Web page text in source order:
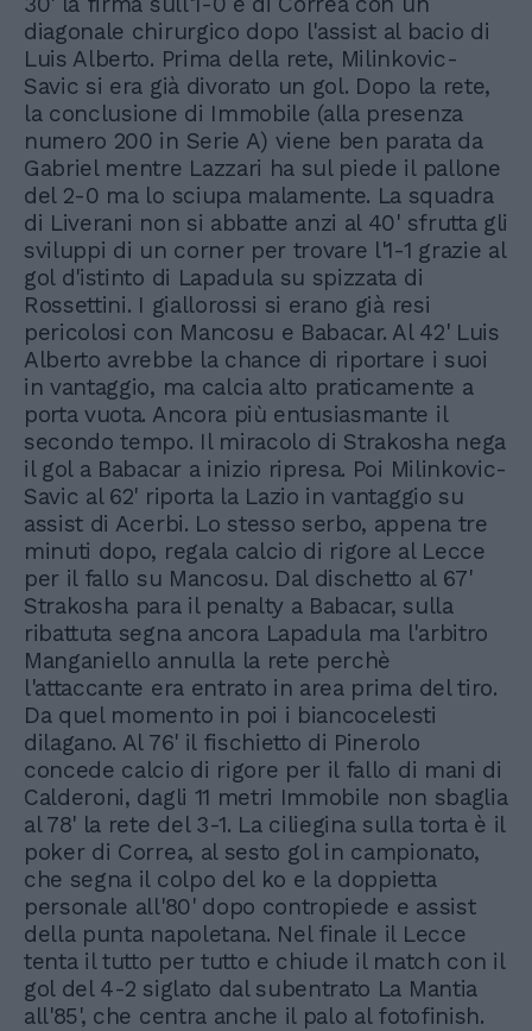
diagonale chirurgico dopo l'assist al bacio di
Luis Alberto. Prima della rete, Milinkovic-
Savic si era già divorato un gol. Dopo la rete,
la conclusione di Immobile (alla presenza
numero 200 in Serie A) viene ben parata da
Gabriel mentre Lazzari ha sul piede il pallone
del 2-0 ma lo sciupa malamente. La squadra
di Liverani non si abbatte anzi al 40' sfrutta gli
sviluppi di un corner per trovare l'1-1 grazie al
gol d'istinto di Lapadula su spizzata di
Rossettini. I giallorossi si erano già resi
pericolosi con Mancosu e Babacar. Al 42' Luis
Alberto avrebbe la chance di riportare i suoi
in vantaggio, ma calcia alto praticamente a
porta vuota. Ancora più entusiasmante il
secondo tempo. Il miracolo di Strakosha nega
il gol a Babacar a inizio ripresa. Poi Milinkovic-
Savic al 62' riporta la Lazio in vantaggio su
assist di Acerbi. Lo stesso serbo, appena tre
minuti dopo, regala calcio di rigore al Lecce
per il fallo su Mancosu. Dal dischetto al 67'
Strakosha para il penalty a Babacar, sulla
ribattuta segna ancora Lapadula ma l'arbitro
Manganiello annulla la rete perchè
l'attaccante era entrato in area prima del tiro.
Da quel momento in poi i biancocelesti
dilagano. Al 76' il fischietto di Pinerolo
concede calcio di rigore per il fallo di mani di
Calderoni, dagli 11 metri Immobile non sbaglia
al 78' la rete del 3-1. La ciliegina sulla torta è il
poker di Correa, al sesto gol in campionato,
che segna il colpo del ko e la doppietta
personale all'80' dopo contropiede e assist
della punta napoletana. Nel finale il Lecce
tenta il tutto per tutto e chiude il match con il
gol del 4-2 siglato dal subentrato La Mantia
all'85', che centra anche il palo al fotofinish.